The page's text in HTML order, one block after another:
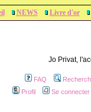
NEWS Livre d'or
Jo Privat,
FAQ
Profil
Se